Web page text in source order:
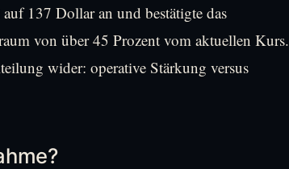
137 Dollar an und bestätigte das
von über 45 Prozent vom aktuellen Kurs.
wider: operative Stärkung versus